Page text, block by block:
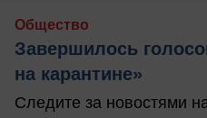
Общество
Завершилось
на карантине»
Следите за новостями